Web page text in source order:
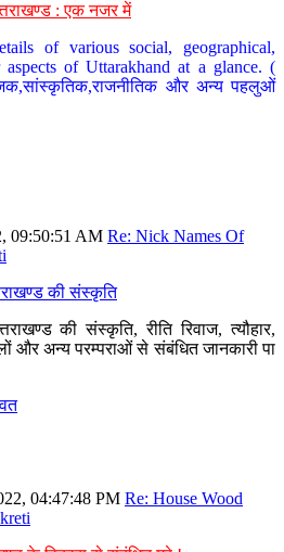
: एक नजर में
of various social, geographical,
of Uttarakhand at a glance. (
और अन्य पहलुओं
09:50:51 AM Re: Nick Names Of
की संस्कृति
की संस्कृति, रीति रिवाज, त्यौहार,
और अन्य परम्पराओं से संबंधित जानकारी पा
04:47:48 PM Re: House Wood